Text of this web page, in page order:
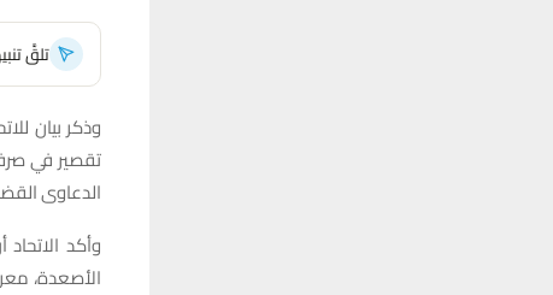
تلقَّ
وذكر بيان
تقصير في
الدعاوى
وأكد
الأصعدة،